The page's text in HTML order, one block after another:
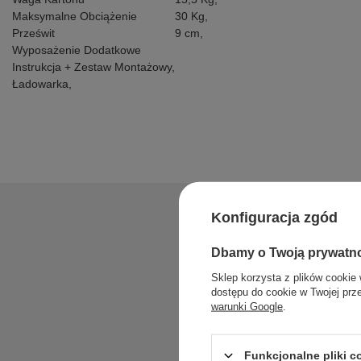
Maksymalne Obciążenie
30 Kg,
Prześwit
9 cm,
Wyposażenie Dodatkowe
Instrukcja + Zestaw Montażowy,
Ładowarka,
Konfiguracja zgód
Dbamy o Twoją
Sklep korzysta z plików cookie
dostępu do cookie w Twojej
warunki Google
Funkcjonalne pliki